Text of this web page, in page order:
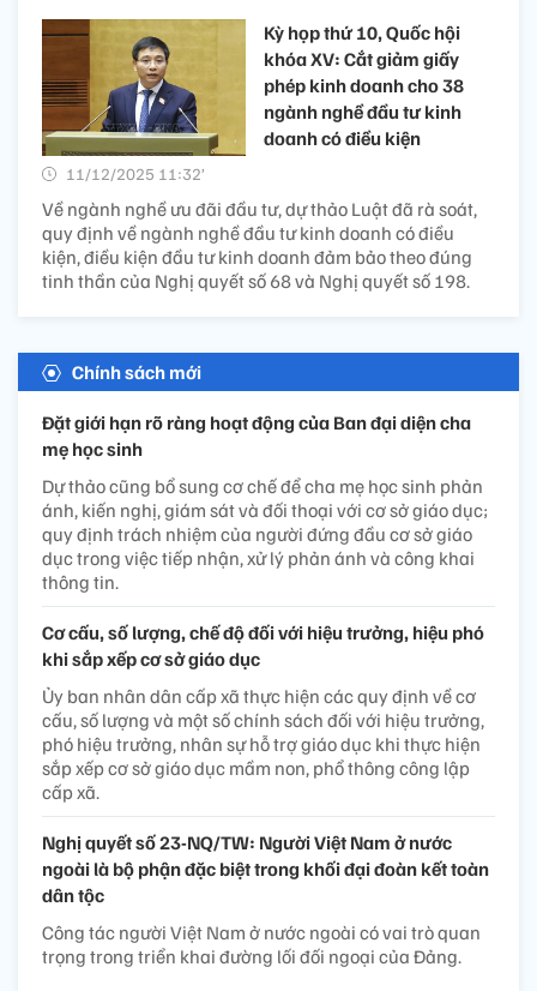
Kỳ họp thứ 10, Quốc hội
khóa XV: Cắt giảm giấy
phép kinh doanh cho 38
ngành nghề đầu tư kinh
doanh có điều kiện
11/12/2025 11:32’
Về ngành nghề ưu đãi đầu tư, dự thảo Luật đã rà soát,
quy định về ngành nghề đầu tư kinh doanh có điều
kiện, điều kiện đầu tư kinh doanh đảm bảo theo đúng
tinh thần của Nghị quyết số 68 và Nghị quyết số 198.
Chính sách mới
Đặt giới hạn rõ ràng hoạt động của Ban đại diện cha
mẹ học sinh
Dự thảo cũng bổ sung cơ chế để cha mẹ học sinh phản
ánh, kiến nghị, giám sát và đối thoại với cơ sở giáo dục;
quy định trách nhiệm của người đứng đầu cơ sở giáo
dục trong việc tiếp nhận, xử lý phản ánh và công khai
thông tin.
Cơ cấu, số lượng, chế độ đối với hiệu trưởng, hiệu phó
khi sắp xếp cơ sở giáo dục
Ủy ban nhân dân cấp xã thực hiện các quy định về cơ
cấu, số lượng và một số chính sách đối với hiệu trưởng,
phó hiệu trưởng, nhân sự hỗ trợ giáo dục khi thực hiện
sắp xếp cơ sở giáo dục mầm non, phổ thông công lập
cấp xã.
Nghị quyết số 23-NQ/TW: Người Việt Nam ở nước
ngoài là bộ phận đặc biệt trong khối đại đoàn kết toàn
dân tộc
Công tác người Việt Nam ở nước ngoài có vai trò quan
trọng trong triển khai đường lối đối ngoại của Đảng.